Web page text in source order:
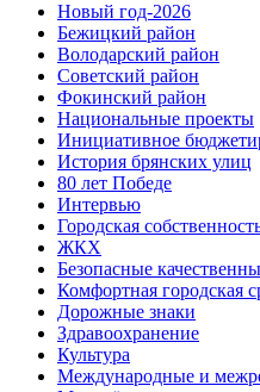
Новый год-2026
Бежицкий район
Володарский район
Советский район
Фокинский район
Национальные проекты
Инициативное
История брянских улиц
80 лет Победе
Интервью
Городская
ЖКХ
Безопасные
Комфортная городская
Дорожные знаки
Здравоохранение
Культура
Международные и